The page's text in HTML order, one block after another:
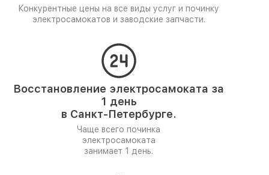
Конкурентные цены на все виды услуг и починку
электросамокатов и заводские запчасти.
Восстановление электросамоката за
1 день
в Санкт-Петербурге.
Чаще всего починка
электросамоката
занимает 1 день.